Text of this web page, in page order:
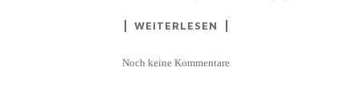
WEITERLESEN
Noch keine Kommentare